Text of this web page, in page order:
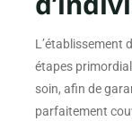
L’établissement
étapes
soin, afin de
parfaitement